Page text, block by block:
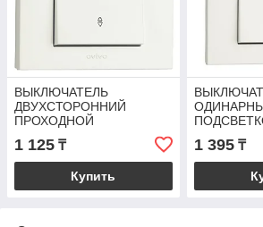
ВЫКЛЮЧАТЕЛЬ
ДВУХСТОРОННИЙ
ПРОХОДНОЙ
1 125 ₸
Купить
1 395₸